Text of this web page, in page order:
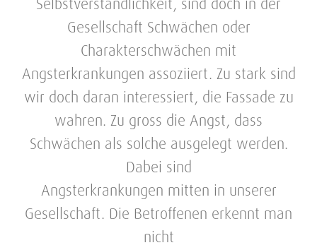
Selbstverständlichkeit, sind doch in der
Gesellschaft Schwächen oder
Charakterschwächen mit
Angsterkrankungen assoziiert. Zu stark sind
wir doch daran interessiert, die Fassade zu
wahren. Zu gross die Angst, dass
Schwächen als solche ausgelegt werden.
Dabei sind
Angsterkrankungen mitten in unserer
Gesellschaft. Die Betroffenen erkennt man
nicht